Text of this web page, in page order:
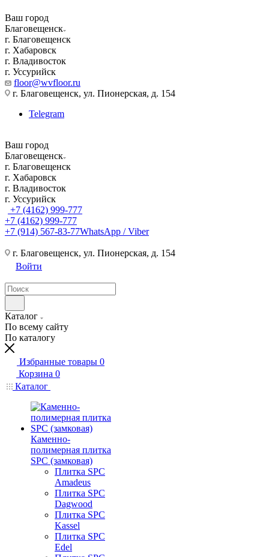
Ваш город
Благовещенск
г. Благовещенск
г. Хабаровск
г. Владивосток
г. Уссурийск
floor@wvfloor.ru
г. Благовещенск, ул. Пионерская, д. 154
Telegram
Ваш город
Благовещенск
г. Благовещенск
г. Хабаровск
г. Владивосток
г. Уссурийск
+7 (4162) 999-777
+7 (4162) 999-777
+7 (914) 567-83-77WhatsApp / Viber
г. Благовещенск, ул. Пионерская, д. 154
Войти
Каталог
По всему сайту
По каталогу
Избранные товары 0
Корзина 0
Каталог
Каменно-
полимерная плитка
SPC (замковая)
Плитка SPC
Amadeus
Плитка SPC
Dagwood
Плитка SPC
Kassel
Плитка SPC
Edel